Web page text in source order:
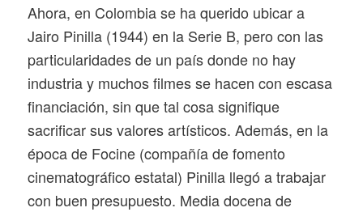
Ahora, en Colombia se ha querido ubicar a
Jairo Pinilla (1944) en la Serie B, pero con las
particularidades de un país donde no hay
industria y muchos filmes se hacen con escasa
financiación, sin que tal cosa signifique
sacrificar sus valores artísticos. Además, en la
época de Focine (compañía de fomento
cinematográfico estatal) Pinilla llegó a trabajar
con buen presupuesto. Media docena de